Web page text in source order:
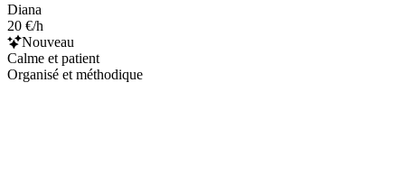
Diana
20 €/h
Nouveau
Calme et patient
Organisé et méthodique